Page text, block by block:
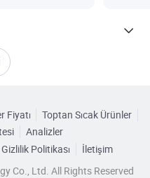
Fiyatı
Toptan Sıcak Ürünler
Analizler
Gizlilik Politikası
İletişim
Co., Ltd. All Rights Reserved